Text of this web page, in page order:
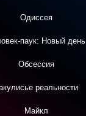
Одиссея
паук: Новый день
Обсессия
реальности
Майкл